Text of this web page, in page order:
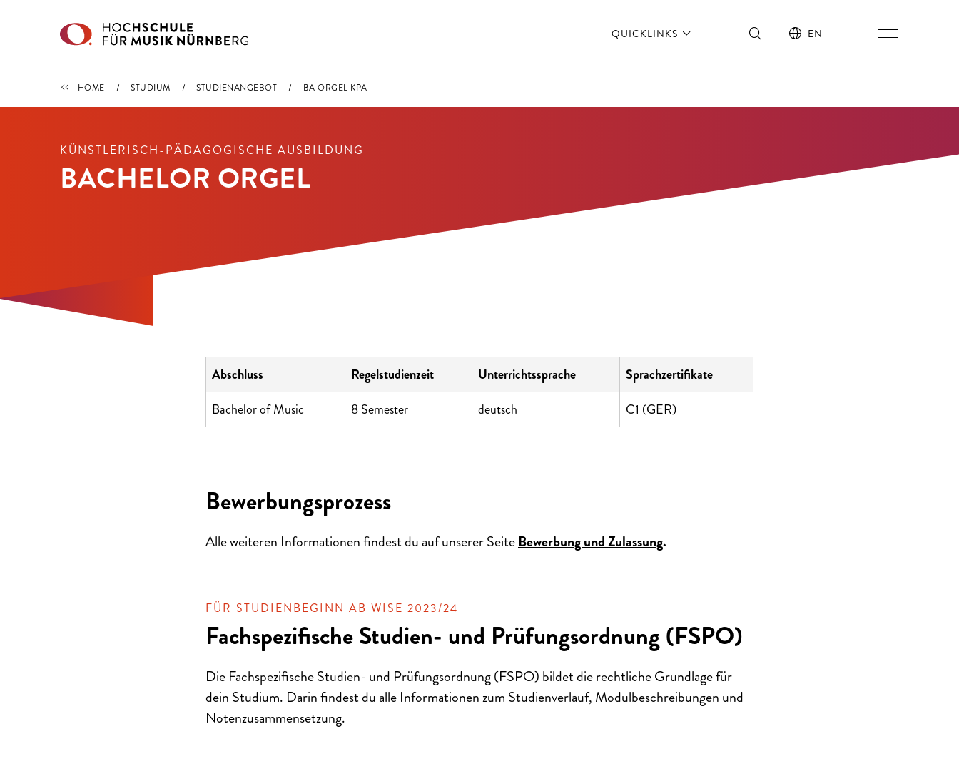
QUICKLINKS EN
STUDIENANGEBOT
HOME STUDIUM STUDIENANGEBOT BA ORGEL KPA
KÜNSTLERISCH-PÄDAGOGISCHE AUSBILDUNG
BACHELOR ORGEL
Abschluss Regelstudienzeit Unterrichtssprache
Sprachzertifikate
Bachelor of Music
8 Semester deutsch C1 (GER)
Bewerbungsprozess
Alle weiteren Informationen findest du auf unserer SeiteBewerbung und Zulassung.
FÜR STUDIENBEGINN AB WISE 2023/24
Fachspezifische Studien- und Prüfungsordnung (FSPO)
Die Fachspezifische Studien- und Prüfungsordnung (FSPO) bildet die rechtliche Grundlage für
dein Studium. Darin findest du alle Informationen zum Studienverlauf, Modulbeschreibungen und
Notenzusammensetzung.